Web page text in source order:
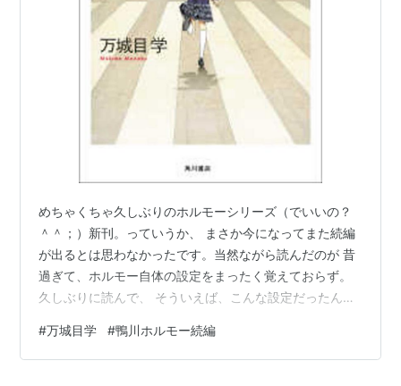
作者:万城目学
出版社/メーカー:
角川書店
発売日:
2007/11
メディア:単行本
: 4人クリック: 164回
この商品を含むブログ (243件) を見る
ザ・万歩計
出版社/メーカー:産業編集センター
発売日: 2008/03
メディア:
単行本
購入: 6人クリック: 2,983回
この商品を含むブログ (94件) を見る
プリンセス・トヨトミ
めちゃくちゃ久しぶりのホルモーシリーズ（でいいの？
＾＾；）新刊。っていうか、 まさか今になってまた続編
が出るとは思わなかったです。当然ながら読んだのが 昔
過ぎて、ホルモー自体の設定をまったく覚えておらず。
久しぶりに読んで、 そういえば、こんな設定だったんだ
ホルモー』読まれてから時間経ってる私みたいな方は、
多少おさらいして からの方が良いかも・・・。登場人物
#万城目学 #鴨川ホルモー続編